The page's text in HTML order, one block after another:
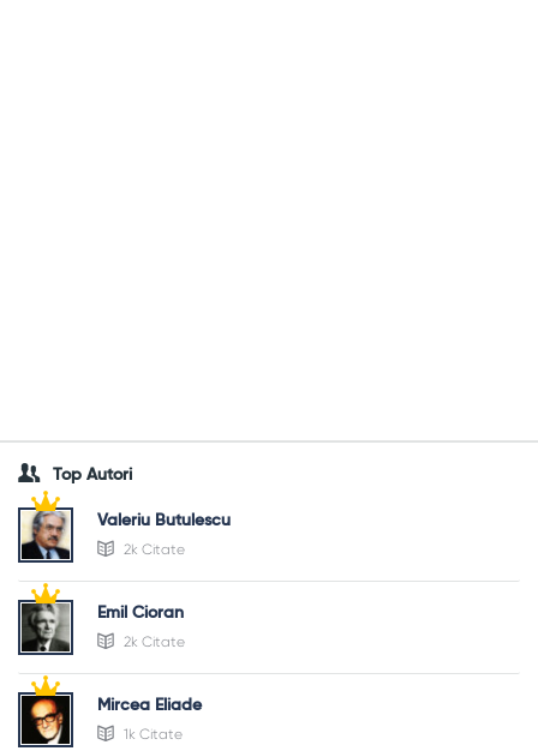
Top Autori
Valeriu Butulescu
2k Citate
Emil Cioran
2k Citate
Mircea Eliade
1k Citate